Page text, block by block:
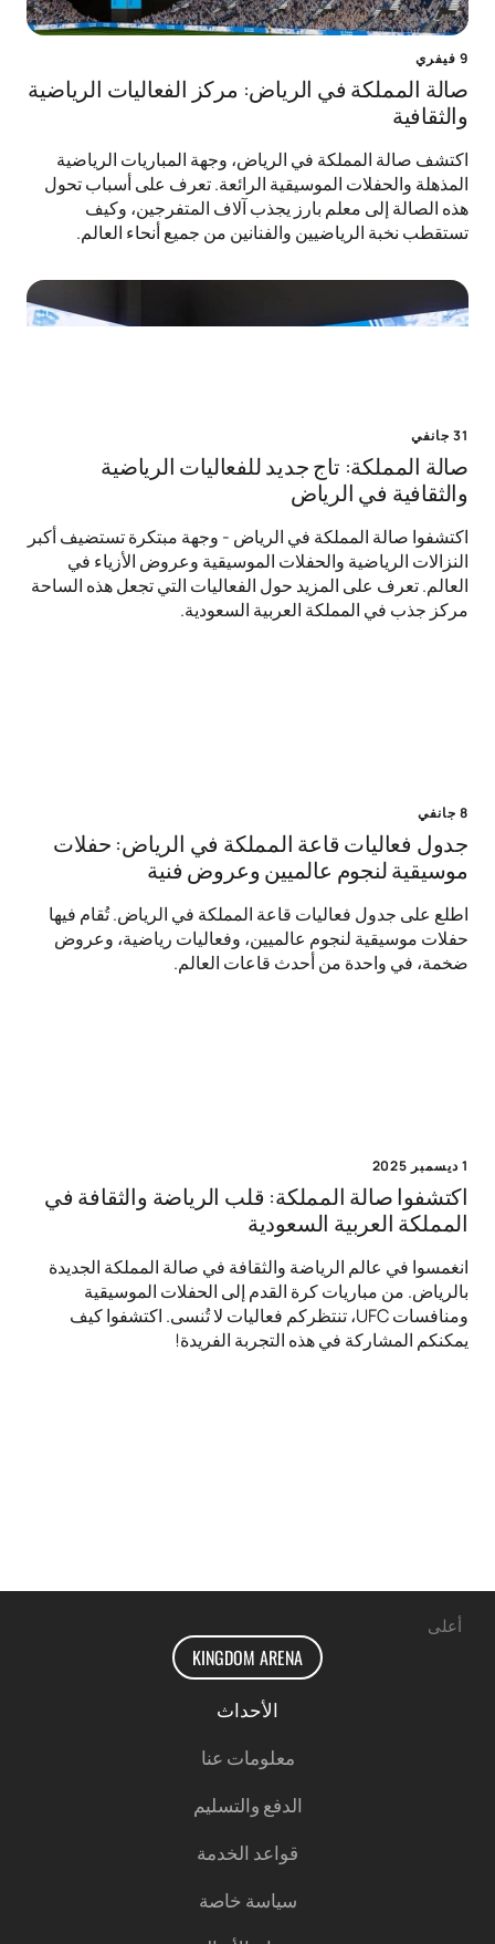
9 فيفري
صالة المملكة في الرياض: مركز الفعاليات الرياضية
والثقافية
اكتشف صالة المملكة في الرياض، وجهة المباريات الرياضية
المذهلة والحفلات الموسيقية الرائعة. تعرف على أسباب تحول
هذه الصالة إلى معلم بارز يجذب آلاف المتفرجين، وكيف
تستقطب نخبة الرياضيين والفنانين من جميع أنحاء العالم.
31 جانفي
صالة المملكة: تاج جديد للفعاليات الرياضية
والثقافية في الرياض
اكتشفوا صالة المملكة في الرياض - وجهة مبتكرة تستضيف أكبر
النزالات الرياضية والحفلات الموسيقية وعروض الأزياء في
العالم. تعرف على المزيد حول الفعاليات التي تجعل هذه الساحة
مركز جذب في المملكة العربية السعودية.
8 جانفي
جدول فعاليات قاعة المملكة في الرياض: حفلات
موسيقية لنجوم عالميين وعروض فنية
اطلع على جدول فعاليات قاعة المملكة في الرياض. تُقام فيها
حفلات موسيقية لنجوم عالميين، وفعاليات رياضية، وعروض
ضخمة، في واحدة من أحدث قاعات العالم.
1 ديسمبر 2025
اكتشفوا صالة المملكة: قلب الرياضة والثقافة في
المملكة العربية السعودية
انغمسوا في عالم الرياضة والثقافة في صالة المملكة الجديدة
بالرياض. من مباريات كرة القدم إلى الحفلات الموسيقية
ومنافسات UFC، تنتظركم فعاليات لا تُنسى. اكتشفوا كيف
يمكنكم المشاركة في هذه التجربة الفريدة!
أعلى
KINGDOM ARENA
الأحداث
معلومات عنا
الدفع والتسليم
قواعد الخدمة
سياسة خاصة